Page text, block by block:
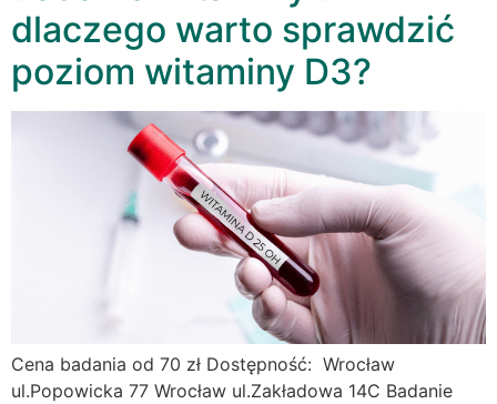
dlaczego warto sprawdzić
poziom witaminy D3?
Cena badania od 70 zł Dostępność: Wrocław
ul.Popowicka 77 Wrocław ul.Zakładowa 14C Badanie